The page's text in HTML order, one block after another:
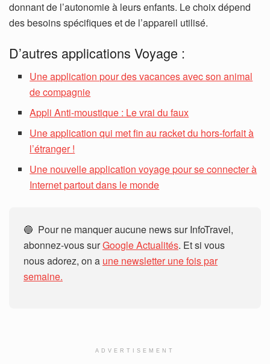
donnant de l’autonomie à leurs enfants. Le choix dépend
des besoins spécifiques et de l’appareil utilisé.
D’autres applications Voyage :
Une application pour des vacances avec son animal
de compagnie
Appli Anti-moustique : Le vrai du faux
Une application qui met fin au racket du hors-forfait à
l’étranger !
Une nouvelle application voyage pour se connecter à
Internet partout dans le monde
🔵 Pour ne manquer aucune news sur InfoTravel,
abonnez-vous surGoogle Actualités. Et si vous
nous adorez, on a une newsletter une fois par
semaine.
ADVERTISEMENT